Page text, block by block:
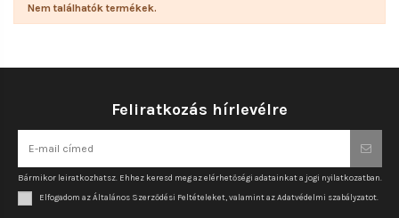
Nem találhatók termékek.
Feliratkozás hírlevélre
Bármikor leiratkozhatsz. Ehhez keresd meg az elérhetőségi adatainkat a jogi nyilatkozatban.
Elfogadom az Általános Szerződési Feltételeket, valamint az Adatvédelmi szabályzatot.